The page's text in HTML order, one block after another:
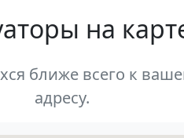
на
ближе всего к
адресу.